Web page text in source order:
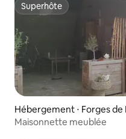
Superhôte
Superhôte
Hébergement ⋅ Forges de
Maisonnette meublée